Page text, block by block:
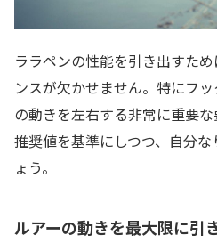
ララペンの性能を引き出すた
ンスが欠かせません。特にフ
の動きを左右する非常に重要
推奨値を基準にしつつ、自分
ょう。
ルアーの動きを最大限に引